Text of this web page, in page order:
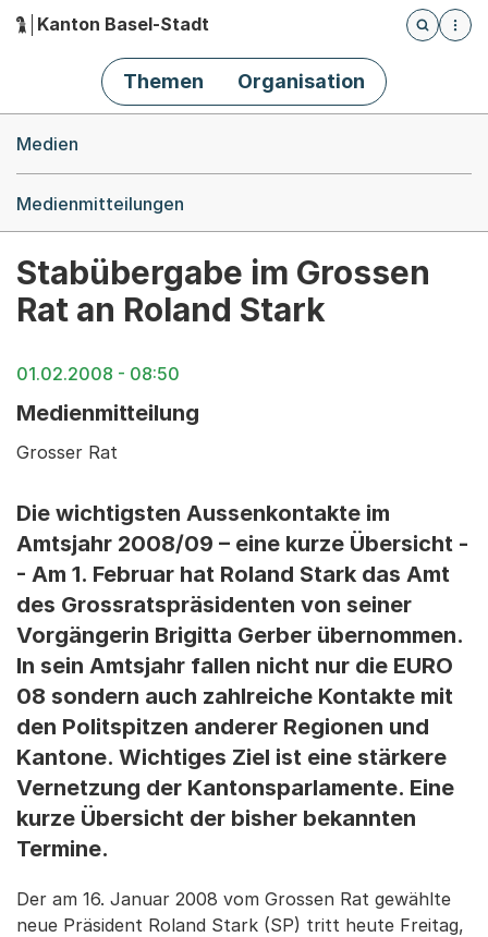
Hauptnavigation
Kanton Basel-Stadt
Öffnet
Themen Organisation
Medien
Medienmitteilungen
Stabübergabe im Grossen
Rat an Roland Stark
01.02.2008 - 08:50
Medienmitteilung
Grosser Rat
Die wichtigsten Aussenkontakte im
Amtsjahr 2008/09 – eine kurze Übersicht -
- Am 1. Februar hat Roland Stark das Amt
des Grossratspräsidenten von seiner
Vorgängerin Brigitta Gerber übernommen.
In sein Amtsjahr fallen nicht nur die EURO
08 sondern auch zahlreiche Kontakte mit
den Politspitzen anderer Regionen und
Kantone. Wichtiges Ziel ist eine stärkere
Vernetzung der Kantonsparlamente. Eine
kurze Übersicht der bisher bekannten
Termine.
Der am 16. Januar 2008 vom Grossen Rat gewählte
neue Präsident Roland Stark (SP) tritt heute Freitag,